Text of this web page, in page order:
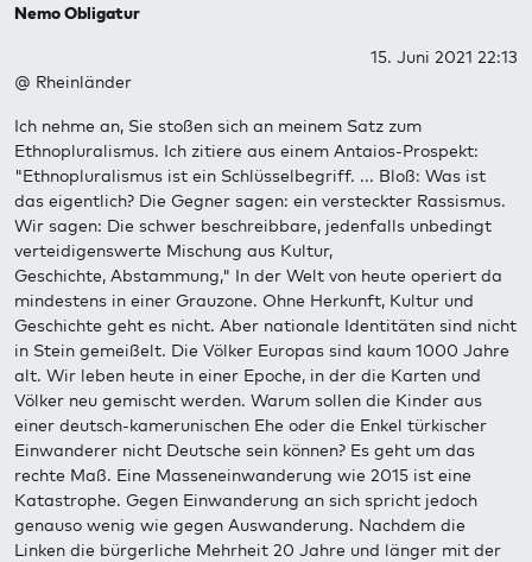
Nemo Obligatur
15. Juni 2021 22:13
@ Rheinländer
Ich nehme an, Sie stoßen sich an meinem Satz zum
Ethnopluralismus. Ich zitiere aus einem Antaios-Prospekt:
"Ethnopluralismus ist ein Schlüsselbegriff. ... Bloß: Was ist
das eigentlich? Die Gegner sagen: ein versteckter Rassismus.
Wir sagen: Die schwer beschreibbare, jedenfalls unbedingt
verteidigenswerte Mischung aus Kultur,
Geschichte, Abstammung," In der Welt von heute operiert da
mindestens in einer Grauzone. Ohne Herkunft, Kultur und
Geschichte geht es nicht. Aber nationale Identitäten sind nicht
in Stein gemeißelt. Die Völker Europas sind kaum 1000 Jahre
alt. Wir leben heute in einer Epoche, in der die Karten und
Völker neu gemischt werden. Warum sollen die Kinder aus
einer deutsch-kamerunischen Ehe oder die Enkel türkischer
Einwanderer nicht Deutsche sein können? Es geht um das
rechte Maß. Eine Masseneinwanderung wie 2015 ist eine
Katastrophe. Gegen Einwanderung an sich spricht jedoch
genauso wenig wie gegen Auswanderung. Nachdem die
Linken die bürgerliche Mehrheit 20 Jahre und länger mit der